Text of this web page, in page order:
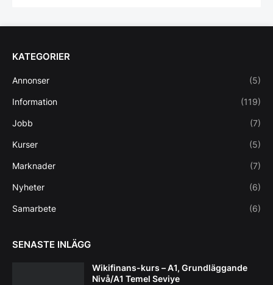
KATEGORIER
Annonser (5)
Information (119)
Jobb (7)
Kurser (5)
Marknader (7)
Nyheter (6)
Samarbete (6)
SENASTE INLÄGG
Wikifinans-kurs – A1, Grundläggande
Nivå/A1 Temel Seviye